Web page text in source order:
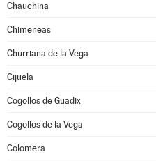
Chauchina
Chimeneas
Churriana de la Vega
Cijuela
Cogollos de Guadix
Cogollos de la Vega
Colomera